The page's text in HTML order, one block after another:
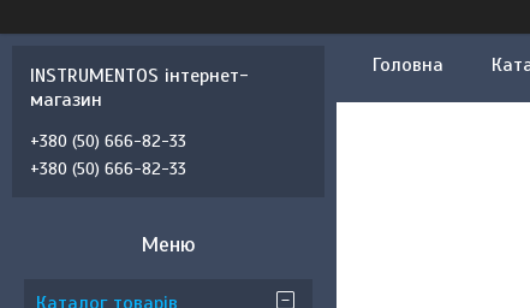
Головна
INSTRUMENTOS інтернет-
магазин
+380 (50) 666-82-33
+380 (50) 666-82-33
Каталог товарів